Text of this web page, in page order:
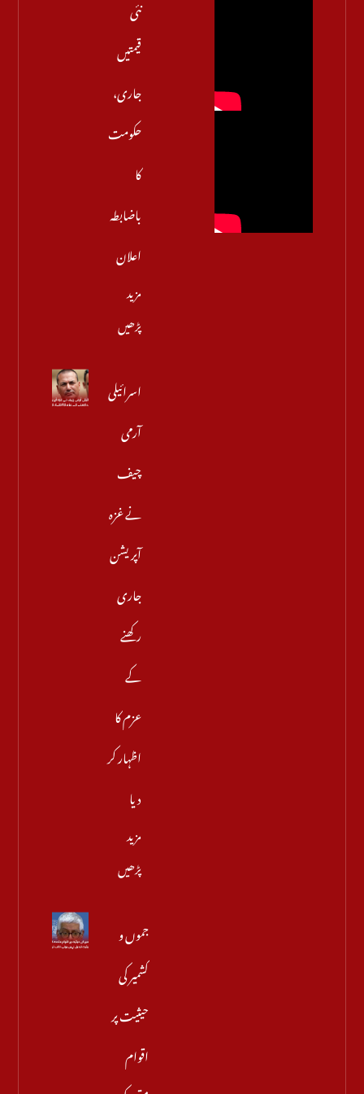
نئی
قیمتیں
جاری،
حکومت
کا
باضابطہ
اعلان
مزید
پڑھیں
اسرائیلی
آرمی
چیف
نے غزہ
آپریشن
جاری
رکھنے
کے
عزم کا
اظہار کر
دیا
مزید
پڑھیں
جموں و
کشمیر کی
حیثیت پر
اقوام